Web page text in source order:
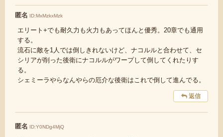
匿名 ID:MxMzkxMzk
エリート+でも耐久力も火力もあってほんと優秀。20章でも通用
する。
流石に敵を1人では倒しきれないけど、ナコルルと合わせて、セ
シリアが削った後衛にナコルルがワープして倒してくれたりす
る。
シェミーラやらなんやらの厄介な後衛はこれで倒して進んでる。
返信
匿名 ID:Y0NDg4MjQ